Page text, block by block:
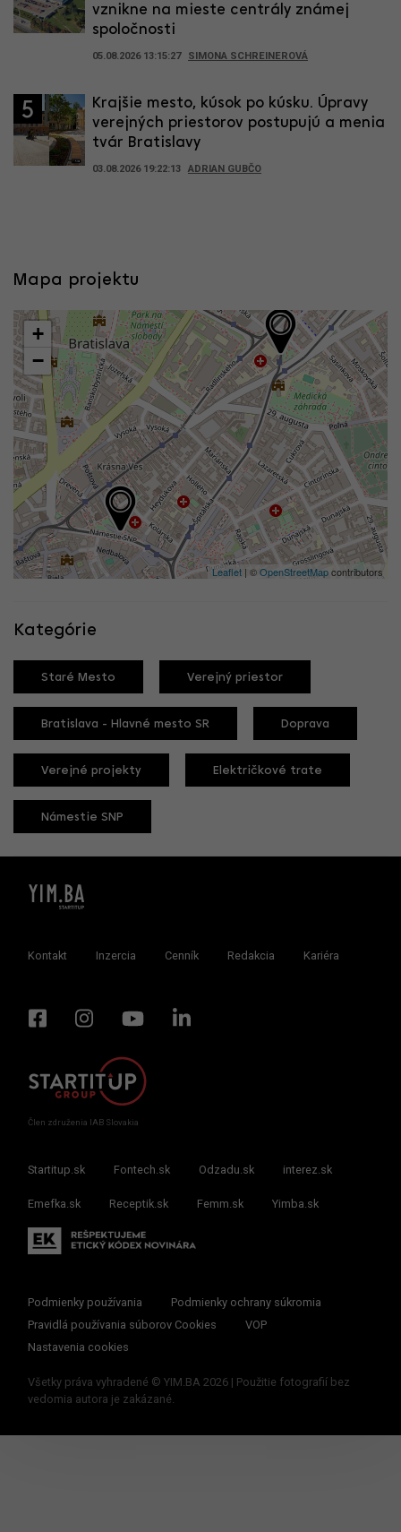
vznikne na mieste centrály známej
spoločnosti
05.08.2026 13:15:27 SIMONA SCHREINEROVÁ
5
Krajšie mesto, kúsok po kúsku. Úpravy
verejných priestorov postupujú a menia
tvár Bratislavy
03.08.2026 19:22:13 ADRIAN GUBČO
Mapa projektu
+
−
Leaflet | ©OpenStreetMapcontributors
Kategórie
Staré Mesto Verejný priestor
Bratislava - Hlavné mesto SR Doprava
Verejné projekty Električkové trate
Námestie SNP
Kontakt Inzercia Cenník Redakcia Kariéra
Člen združenia IAB Slovakia
Startitup.sk Fontech.sk Odzadu.sk interez.sk
Emefka.sk Receptik.sk Femm.sk Yimba.sk
Podmienky používania
Podmienky ochrany súkromia
Pravidlá používania súborov Cookies
VOP
Nastavenia cookies
Všetky práva vyhradené © YIM.BA 2026 | Použitie fotografií bez
vedomia autora je zakázané.